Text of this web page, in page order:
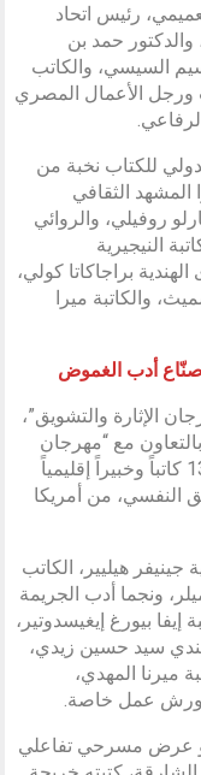
رئيس اتحاد
والدكتور حمد بن
السيسي، والكاتب
ورجل الأعمال المصري
الدولي للكتاب نخبة من
المشهد الثقافي
روفيلي، والروائي
النيجيرية
براجاكاتا كولي،
والكاتبة ميرا
صنّاع أدب الغموض
الإثارة والتشويق”،
الجاري، بالتعاون مع “مهرجان
الإثارة والتشويق في نيويورك”، وبمشاركة 13 كاتباً وخبيراً إقليمياً
النفسي، من أمريكا
هيليير، الكاتب
ونجما أدب الجريمة
إيفا بيورغ إيغيسدوتير،
سيد حسين زيدي،
ميرنا المهدي،
وورش عمل خاصة.
عرض مسرحي تفاعلي